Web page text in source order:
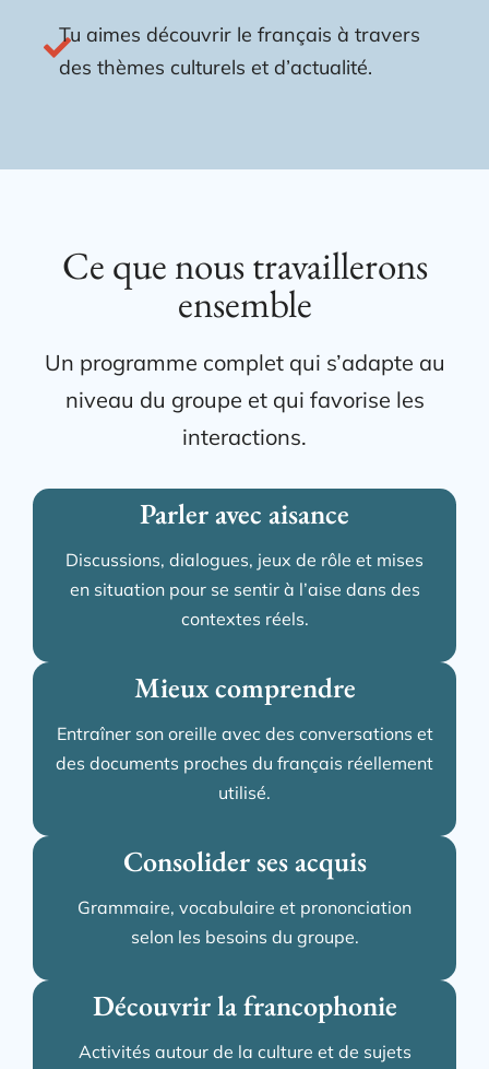
Tu aimes découvrir le français à travers
des thèmes culturels et d’actualité.
Ce que nous travaillerons
ensemble
Un programme complet qui s’adapte au
niveau du groupe et qui favorise les
interactions.
Parler avec aisance
Discussions, dialogues, jeux de rôle et mises
en situation pour se sentir à l’aise dans des
contextes réels.
Mieux comprendre
Entraîner son oreille avec des conversations et
des documents proches du français réellement
utilisé.
Consolider ses acquis
Grammaire, vocabulaire et prononciation
selon les besoins du groupe.
Découvrir la francophonie
Activités autour de la culture et de sujets